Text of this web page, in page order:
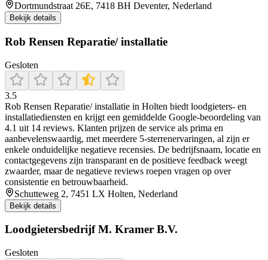
Dortmundstraat 26E, 7418 BH Deventer, Nederland
Bekijk details
Rob Rensen Reparatie/ installatie
Gesloten
3.5
Rob Rensen Reparatie/ installatie in Holten biedt loodgieters- en
installatiediensten en krijgt een gemiddelde Google-beoordeling van
4.1 uit 14 reviews. Klanten prijzen de service als prima en
aanbevelenswaardig, met meerdere 5-sterrenervaringen, al zijn er
enkele onduidelijke negatieve recensies. De bedrijfsnaam, locatie en
contactgegevens zijn transparant en de positieve feedback weegt
zwaarder, maar de negatieve reviews roepen vragen op over
consistentie en betrouwbaarheid.
Schutteweg 2, 7451 LX Holten, Nederland
Bekijk details
Loodgietersbedrijf M. Kramer B.V.
Gesloten